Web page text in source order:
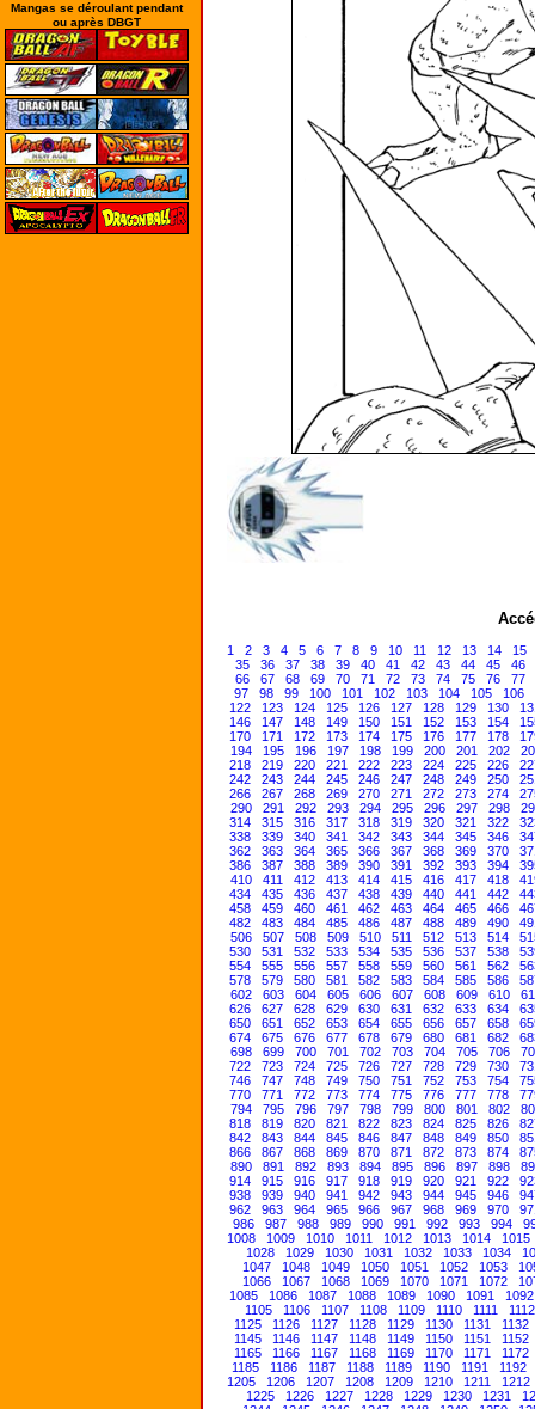
Mangas se déroulant pendant
ou après DBGT
1 2 3 4 5 6 7 8 9 10 11 12 13 14
15
35
36 37 38 39 40 41 42 43 44 45
46
66
67 68 69 70 71 72 73 74 75 76
77
97
98 99 100 101 102 103 104 105
106
122
123 124 125 126 127 128 129 130
146
147 148 149 150 151 152 153 154
170
171 172 173 174 175 176 177 178
194
195 196 197 198 199 200 201 202
218
219 220 221 222 223 224 225 226
242
243 244 245 246 247 248 249 250
266
267 268 269 270 271 272 273 274
290
291 292 293 294 295 296 297 298
314
315 316 317 318 319 320 321 322
338
339 340 341 342 343 344 345 346
362
363 364 365 366 367 368 369 370
386
387 388 389 390 391 392 393 394
410
411 412 413 414 415 416 417 418
434
435 436 437 438 439 440 441 442
458
459 460 461 462 463 464 465 466
482
483 484 485 486 487 488 489 490
506
507 508 509 510 511 512 513 514
530
531 532 533 534 535 536 537 538
554
555 556 557 558 559 560 561 562
578
579 580 581 582 583 584 585 586
602
603 604 605 606 607 608 609 610
626
627 628 629 630 631 632 633 634
650
651 652 653 654 655 656 657 658
674
675 676 677 678 679 680 681 682
698
699 700 701 702 703 704 705 706
722
723 724 725 726 727 728 729 730
746
747 748 749 750 751 752 753 754
770
771 772 773 774 775 776 777 778
794
795 796 797 798 799 800 801 802
818
819 820 821 822 823 824 825 826
842
843 844 845 846 847 848 849 850
866
867 868 869 870 871 872 873 874
890
891 892 893 894 895 896 897 898
914
915 916 917 918 919 920 921 922
938
939 940 941 942 943 944 945 946
962
963 964 965 966 967 968 969 970
986
987 988 989 990 991 992 993 994
1008
1009 1010 1011 1012 1013 1014
1015
1028
1029 1030 1031 1032 1033 1034
1047
1048 1049 1050 1051 1052 1053
1066
1067 1068 1069 1070 1071 1072
1085
1086 1087 1088 1089 1090 1091
1092
1105
1106 1107 1108 1109 1110 1111
1112
1125
1126 1127 1128 1129 1130 1131
1132
1145
1146 1147 1148 1149 1150 1151
1152
1165
1166 1167 1168 1169 1170 1171
1172
1185
1186 1187 1188 1189 1190 1191
1192
1205
1206 1207 1208 1209 1210 1211
1212
1225
1226 1227 1228 1229 1230 1231